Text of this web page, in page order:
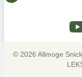
© 2026 Allmoge